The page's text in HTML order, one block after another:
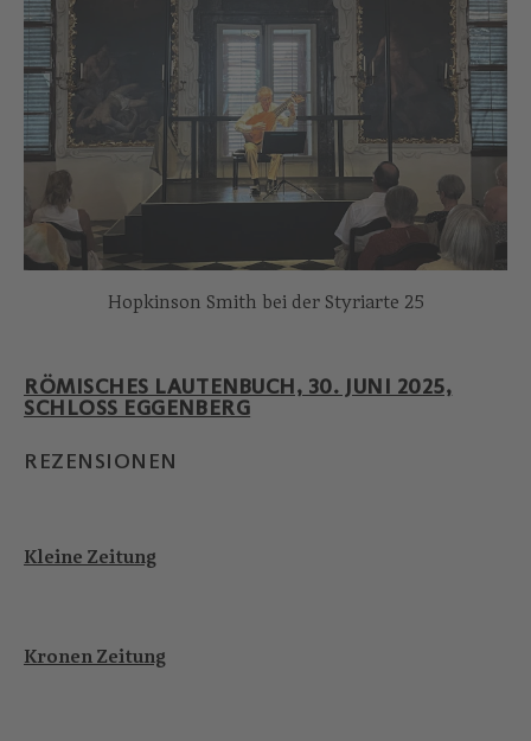
Hopkinson Smith bei der Styriarte 25
RÖMISCHES LAUTENBUCH, 30. JUNI 2025,
SCHLOSS EGGENBERG
REZENSIONEN
Kleine Zeitung
Kronen Zeitung